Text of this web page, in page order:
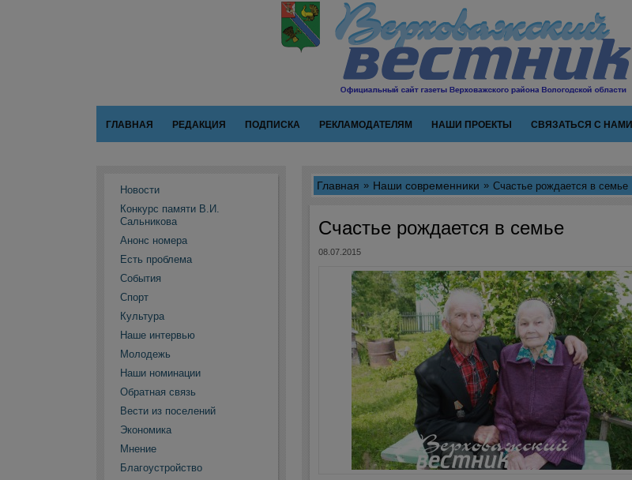
ГЛАВНАЯ РЕДАКЦИЯ ПОДПИСКА РЕКЛАМОДАТЕЛЯМ НАШИ ПРОЕКТЫ СВЯЗАТЬСЯ С НАМИ
Новости
Конкурс памяти В.И.
Сальникова
Анонс номера
Есть проблема
События
Спорт
Культура
Наше интервью
Молодежь
Наши номинации
Обратная связь
Вести из поселений
Экономика
Мнение
Благоустройство
Главная Наши современники Счастье рождается в семье
Счастье рождается в семье
08.07.2015